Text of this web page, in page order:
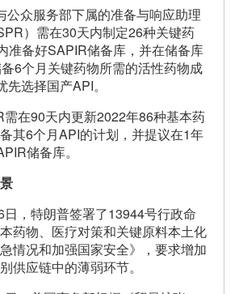
公众服务部下属的准备与响应助理
）需在30天内制定26种关键药
准备好SAPIR储备库，并在储备库
6个月关键药物所需的活性药物成
选择国产API。
需在90天内更新2022年86种基本药
其6个月API的计划，并提议在1年
储备库。
，特朗普签署了13944号行政命
药物、医疗对策和关键原料本土化
情况和加强国家安全》，要求增加
供应链中的薄弱环节。